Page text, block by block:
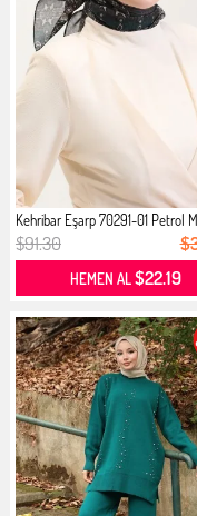
Kehribar Eşarp 70291-01 Petrol
$91.30
HEMEN AL$22.19